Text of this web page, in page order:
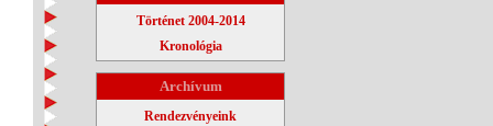
Történet 2004-2014
Kronológia
Archívum
Rendezvényeink